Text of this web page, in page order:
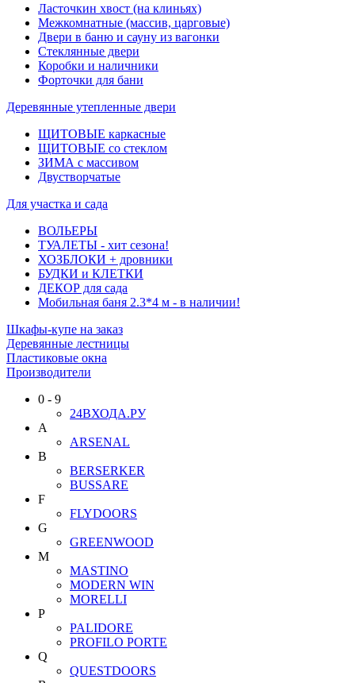
Ласточкин хвост (на клиньях)
Межкомнатные (массив, царговые)
Двери в баню и сауну из вагонки
Стеклянные двери
Коробки и наличники
Форточки для бани
Деревянные утепленные двери
ЩИТОВЫЕ каркасные
ЩИТОВЫЕ со стеклом
ЗИМА с массивом
Двустворчатые
Для участка и сада
ВОЛЬЕРЫ
ТУАЛЕТЫ - хит сезона!
ХОЗБЛОКИ + дровники
БУДКИ и КЛЕТКИ
ДЕКОР для сада
Мобильная баня 2.3*4 м - в наличии!
Шкафы-купе на заказ
Деревянные лестницы
Пластиковые окна
Производители
0 - 9
24ВХОДА.РУ
A
ARSENAL
B
BERSERKER
BUSSARE
F
FLYDOORS
G
GREENWOOD
M
MASTINO
MODERN WIN
MORELLI
P
PALIDORE
PROFILO PORTE
Q
QUESTDOORS